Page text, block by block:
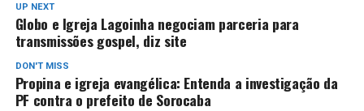
UP NEXT
Globo e Igreja Lagoinha negociam parceria para
transmissões gospel, diz site
DON'T MISS
Propina e igreja evangélica: Entenda a investigação da
PF contra o prefeito de Sorocaba